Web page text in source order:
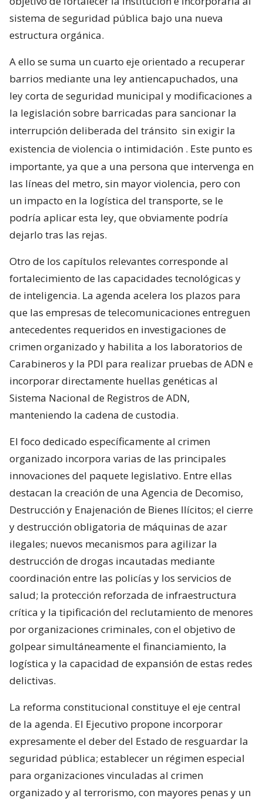
sistema de seguridad pública bajo una nueva
estructura orgánica.
A ello se suma un cuarto eje orientado a recuperar
barrios mediante una ley antiencapuchados, una
ley corta de seguridad municipal y modificaciones a
la legislación sobre barricadas para sancionar la
interrupción deliberada del tránsito sin exigir la
existencia de violencia o intimidación . Este punto es
importante, ya que a una persona que intervenga en
las líneas del metro, sin mayor violencia, pero con
un impacto en la logística del transporte, se le
podría aplicar esta ley, que obviamente podría
dejarlo tras las rejas.
Otro de los capítulos relevantes corresponde al
fortalecimiento de las capacidades tecnológicas y
de inteligencia. La agenda acelera los plazos para
que las empresas de telecomunicaciones entreguen
antecedentes requeridos en investigaciones de
crimen organizado y habilita a los laboratorios de
Carabineros y la PDI para realizar pruebas de ADN e
incorporar directamente huellas genéticas al
Sistema Nacional de Registros de ADN,
manteniendo la cadena de custodia.
El foco dedicado específicamente al crimen
organizado incorpora varias de las principales
innovaciones del paquete legislativo. Entre ellas
destacan la creación de una Agencia de Decomiso,
Destrucción y Enajenación de Bienes Ilícitos; el cierre
y destrucción obligatoria de máquinas de azar
ilegales; nuevos mecanismos para agilizar la
destrucción de drogas incautadas mediante
coordinación entre las policías y los servicios de
salud; la protección reforzada de infraestructura
crítica y la tipificación del reclutamiento de menores
por organizaciones criminales, con el objetivo de
golpear simultáneamente el financiamiento, la
logística y la capacidad de expansión de estas redes
delictivas.
La reforma constitucional constituye el eje central
de la agenda. El Ejecutivo propone incorporar
expresamente el deber del Estado de resguardar la
seguridad pública; establecer un régimen especial
para organizaciones vinculadas al crimen
organizado y al terrorismo, con mayores penas y un